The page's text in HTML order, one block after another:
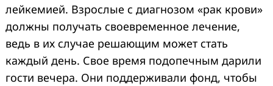
лейкемией. Взрослые с диагнозом «рак крови»
должны получать своевременное лечение,
ведь в их случае решающим может стать
каждый день. Свое время подопечным дарили
гости вечера. Они поддерживали фонд, чтобы